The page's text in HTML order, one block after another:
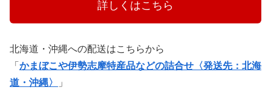
詳しくはこちら
北海道・沖縄への配送はこちらから
「 かまぼこや伊勢志摩特産品などの詰合せ〈発送先：北海
道・沖縄〉
」